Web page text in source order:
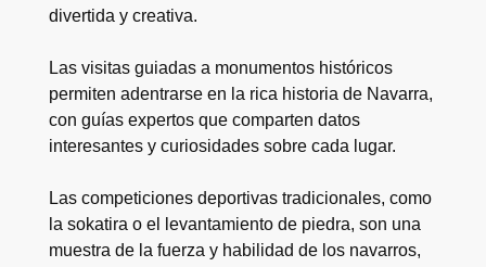
divertida y creativa.
Las visitas guiadas a monumentos históricos
permiten adentrarse en la rica historia de Navarra,
con guías expertos que comparten datos
interesantes y curiosidades sobre cada lugar.
Las competiciones deportivas tradicionales, como
la sokatira o el levantamiento de piedra, son una
muestra de la fuerza y habilidad de los navarros,